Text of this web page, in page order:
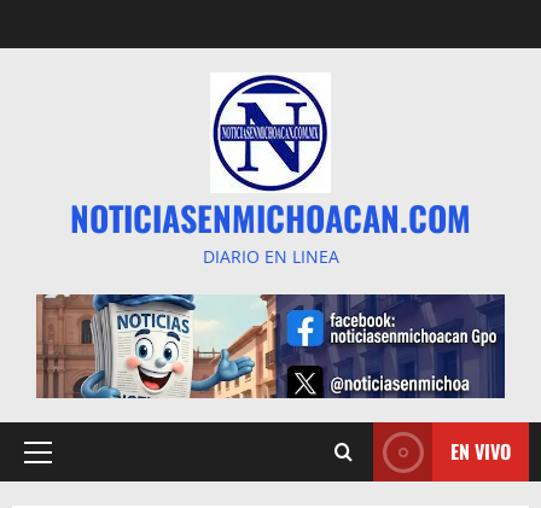
al
NOTICIASENMICHOACAN.COM
DIARIO EN LINEA
Menú
EN VIVO